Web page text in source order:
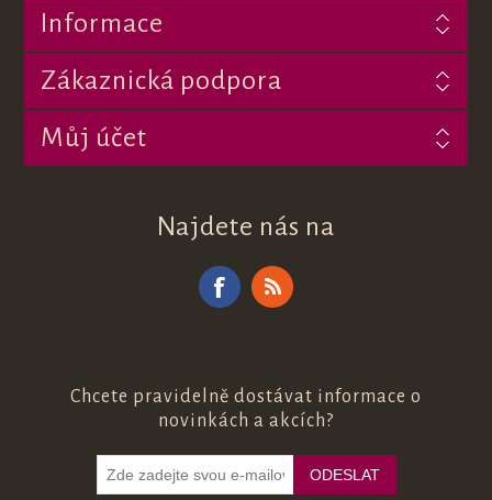
Informace
Zákaznická podpora
Můj účet
Najdete nás na
Chcete pravidelně dostávat informace o
novinkách a akcích?